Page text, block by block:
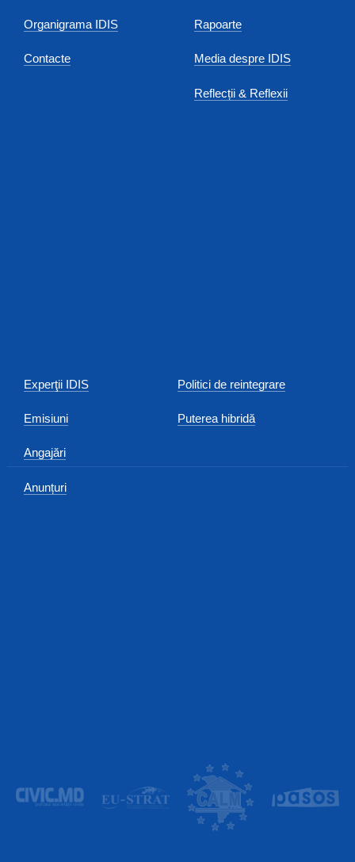
Organigrama IDIS
Contacte
Rapoarte
Media despre IDIS
Reflecții & Reflexii
Experţii IDIS
Emisiuni
Angajări
Anunțuri
Politici de reintegrare
Puterea hibridă